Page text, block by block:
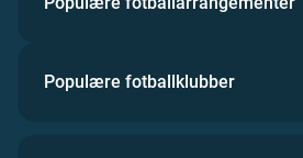
Populære fotballklubber